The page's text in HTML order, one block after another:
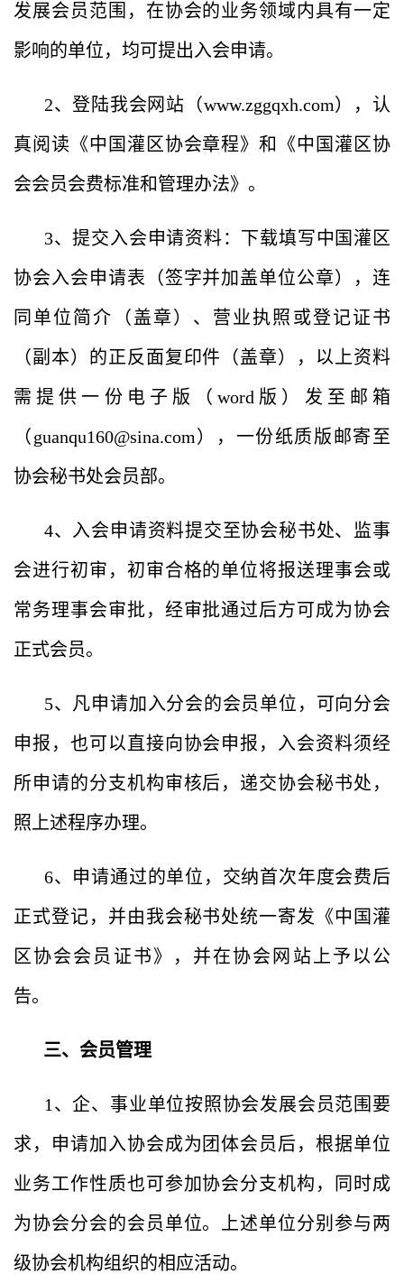
发展会员范围，在协会的业务领域内具有一定
影响的单位，均可提出入会申请。
2、登陆我会网站（www.zggqxh.com），认
真阅读《中国灌区协会章程》和《中国灌区协
会会员会费标准和管理办法》。
3、提交入会申请资料：下载填写中国灌区
协会入会申请表（签字并加盖单位公章），连
同单位简介（盖章）、营业执照或登记证书
（副本）的正反面复印件（盖章），以上资料
需提供一份电子版（word版）发至邮箱
（guanqu160@sina.com），一份纸质版邮寄至
协会秘书处会员部。
4、入会申请资料提交至协会秘书处、监事
会进行初审，初审合格的单位将报送理事会或
常务理事会审批，经审批通过后方可成为协会
正式会员。
5、凡申请加入分会的会员单位，可向分会
申报，也可以直接向协会申报，入会资料须经
所申请的分支机构审核后，递交协会秘书处，
照上述程序办理。
6、申请通过的单位，交纳首次年度会费后
正式登记，并由我会秘书处统一寄发《中国灌
区协会会员证书》，并在协会网站上予以公
告。
三、会员管理
1、企、事业单位按照协会发展会员范围要
求，申请加入协会成为团体会员后，根据单位
业务工作性质也可参加协会分支机构，同时成
为协会分会的会员单位。上述单位分别参与两
级协会机构组织的相应活动。